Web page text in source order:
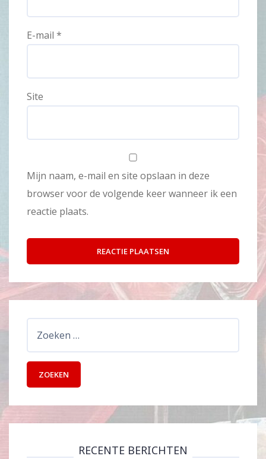
E-mail *
Site
Mijn naam, e-mail en site opslaan in deze
browser voor de volgende keer wanneer ik een
reactie plaats.
RECENTE BERICHTEN